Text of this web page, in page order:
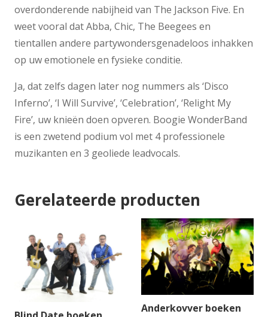
overdonderende nabijheid van The Jackson Five. En
weet vooral dat Abba, Chic, The Beegees en
tientallen andere partywondersgenadeloos inhakken
op uw emotionele en fysieke conditie.
Ja, dat zelfs dagen later nog nummers als ‘Disco
Inferno’, ‘I Will Survive’, ‘Celebration’, ‘Relight My
Fire’, uw knieën doen opveren. Boogie WonderBand
is een zwetend podium vol met 4 professionele
muzikanten en 3 geoliede leadvocals.
Gerelateerde producten
Anderkovver boeken